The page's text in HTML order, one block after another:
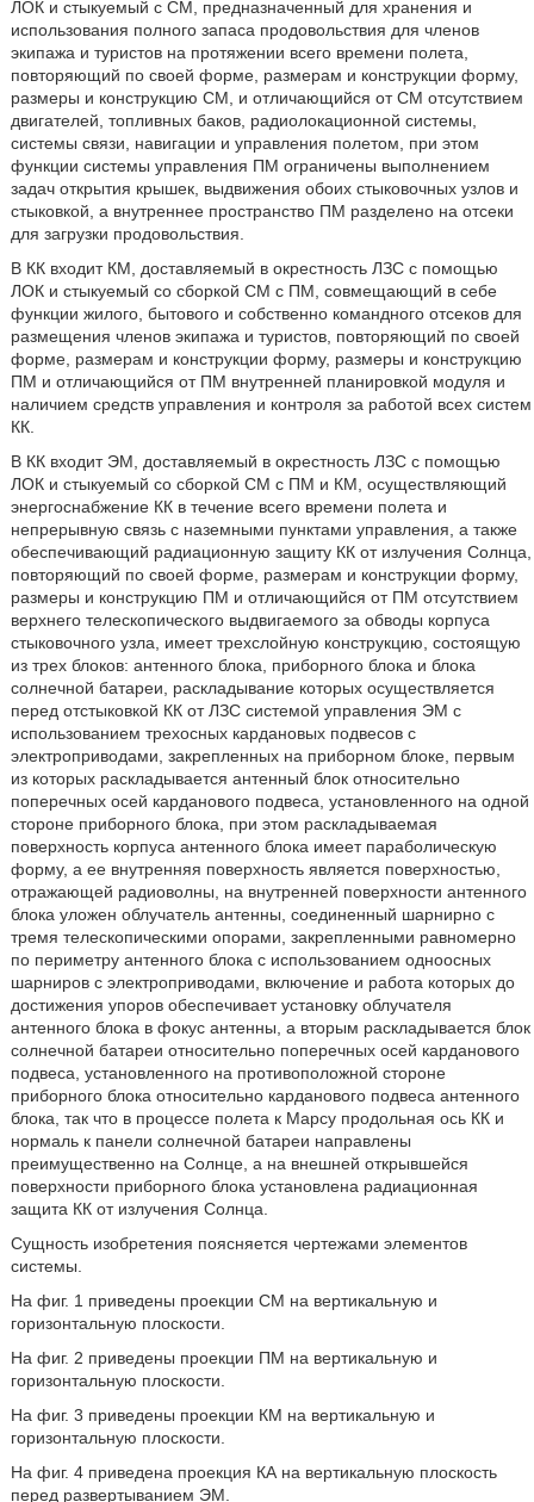
ЛОК и стыкуемый с СМ, предназначенный для хранения и
использования полного запаса продовольствия для членов
экипажа и туристов на протяжении всего времени полета,
повторяющий по своей форме, размерам и конструкции форму,
размеры и конструкцию СМ, и отличающийся от СМ отсутствием
двигателей, топливных баков, радиолокационной системы,
системы связи, навигации и управления полетом, при этом
функции системы управления ПМ ограничены выполнением
задач открытия крышек, выдвижения обоих стыковочных узлов и
стыковкой, а внутреннее пространство ПМ разделено на отсеки
для загрузки продовольствия.
В КК входит КМ, доставляемый в окрестность ЛЗС с помощью
ЛОК и стыкуемый со сборкой СМ с ПМ, совмещающий в себе
функции жилого, бытового и собственно командного отсеков для
размещения членов экипажа и туристов, повторяющий по своей
форме, размерам и конструкции форму, размеры и конструкцию
ПМ и отличающийся от ПМ внутренней планировкой модуля и
наличием средств управления и контроля за работой всех систем
КК.
В КК входит ЭМ, доставляемый в окрестность ЛЗС с помощью
ЛОК и стыкуемый со сборкой СМ с ПМ и КМ, осуществляющий
энергоснабжение КК в течение всего времени полета и
непрерывную связь с наземными пунктами управления, а также
обеспечивающий радиационную защиту КК от излучения Солнца,
повторяющий по своей форме, размерам и конструкции форму,
размеры и конструкцию ПМ и отличающийся от ПМ отсутствием
верхнего телескопического выдвигаемого за обводы корпуса
стыковочного узла, имеет трехслойную конструкцию, состоящую
из трех блоков: антенного блока, приборного блока и блока
солнечной батареи, раскладывание которых осуществляется
перед отстыковкой КК от ЛЗС системой управления ЭМ с
использованием трехосных кардановых подвесов с
электроприводами, закрепленных на приборном блоке, первым
из которых раскладывается антенный блок относительно
поперечных осей карданового подвеса, установленного на одной
стороне приборного блока, при этом раскладываемая
поверхность корпуса антенного блока имеет параболическую
форму, а ее внутренняя поверхность является поверхностью,
отражающей радиоволны, на внутренней поверхности антенного
блока уложен облучатель антенны, соединенный шарнирно с
тремя телескопическими опорами, закрепленными равномерно
по периметру антенного блока с использованием одноосных
шарниров с электроприводами, включение и работа которых до
достижения упоров обеспечивает установку облучателя
антенного блока в фокус антенны, а вторым раскладывается блок
солнечной батареи относительно поперечных осей карданового
подвеса, установленного на противоположной стороне
приборного блока относительно карданового подвеса антенного
блока, так что в процессе полета к Марсу продольная ось КК и
нормаль к панели солнечной батареи направлены
преимущественно на Солнце, а на внешней открывшейся
поверхности приборного блока установлена радиационная
защита КК от излучения Солнца.
Сущность изобретения поясняется чертежами элементов
системы.
На фиг. 1 приведены проекции СМ на вертикальную и
горизонтальную плоскости.
На фиг. 2 приведены проекции ПМ на вертикальную и
горизонтальную плоскости.
На фиг. 3 приведены проекции КМ на вертикальную и
горизонтальную плоскости.
На фиг. 4 приведена проекция КА на вертикальную плоскость
перед развертыванием ЭМ.